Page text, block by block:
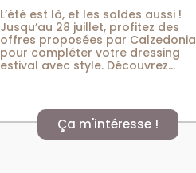
L’été est là, et les soldes aussi !
Jusqu’au 28 juillet, profitez des
offres proposées par Calzedonia
pour compléter votre dressing
estival avec style. Découvrez...
Ça m'intéresse !